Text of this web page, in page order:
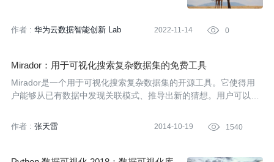
作者 : 华为云数据智能创新 Lab 2022-11-14  0
Mirador：用于可视化搜索复杂数据集的免费工具
Mirador是一个用于可视化搜索复杂数据集的开源工具。它使得用
户能够从已有数据中发现关联模式、推导出新的猜想。用户可以通
作者 : 张天雷 2014-10-19  1540